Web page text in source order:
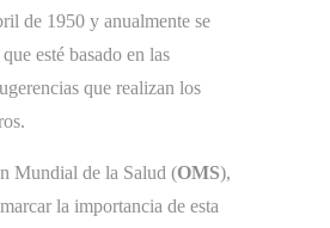
de 1950 y anualmente se
esté basado en las
que realizan los
Mundial de la Salud (OMS),
la importancia de esta